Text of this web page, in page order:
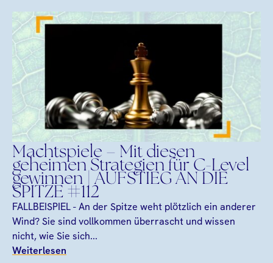
Machtspiele – Mit diesen
geheimen Strategien für C-Level
gewinnen | AUFSTIEG AN DIE
SPITZE #112
FALLBEISPIEL - An der Spitze weht plötzlich ein anderer
Wind? Sie sind vollkommen überrascht und wissen
nicht, wie Sie sich...
Weiterlesen